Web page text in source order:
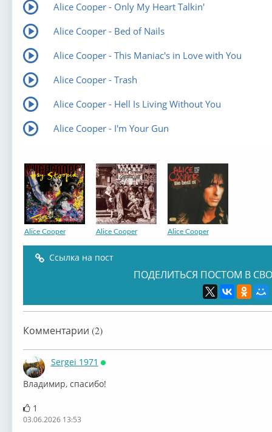
Alice Cooper - Only My Heart Talkin'
Alice Cooper - Bed of Nails
Alice Cooper - This Maniac's in Love with You
Alice Cooper - Trash
Alice Cooper - Hell Is Living Without You
Alice Cooper - I'm Your Gun
Alice Cooper Alice Cooper Alice Cooper
Ссылка на пост
ПОДЕЛИТЬСЯ ПОСТОМ В
Комментарии (2)
Sergei 1971
Владимир, спасибо!
1
03.06.2026 13:53